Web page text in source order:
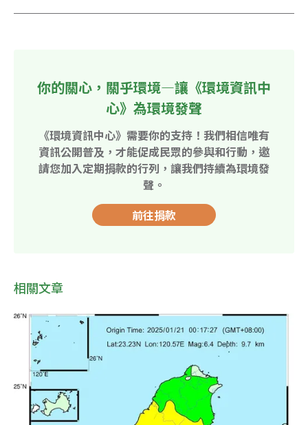
你的關心，關乎環境—讓《環境資訊中
心》為環境發聲
《環境資訊中心》需要你的支持！我們相信唯有
資訊公開普及，才能促成民眾的參與和行動，邀
請您加入定期捐款的行列，讓我們持續為環境發
聲。
前往捐款
相關文章